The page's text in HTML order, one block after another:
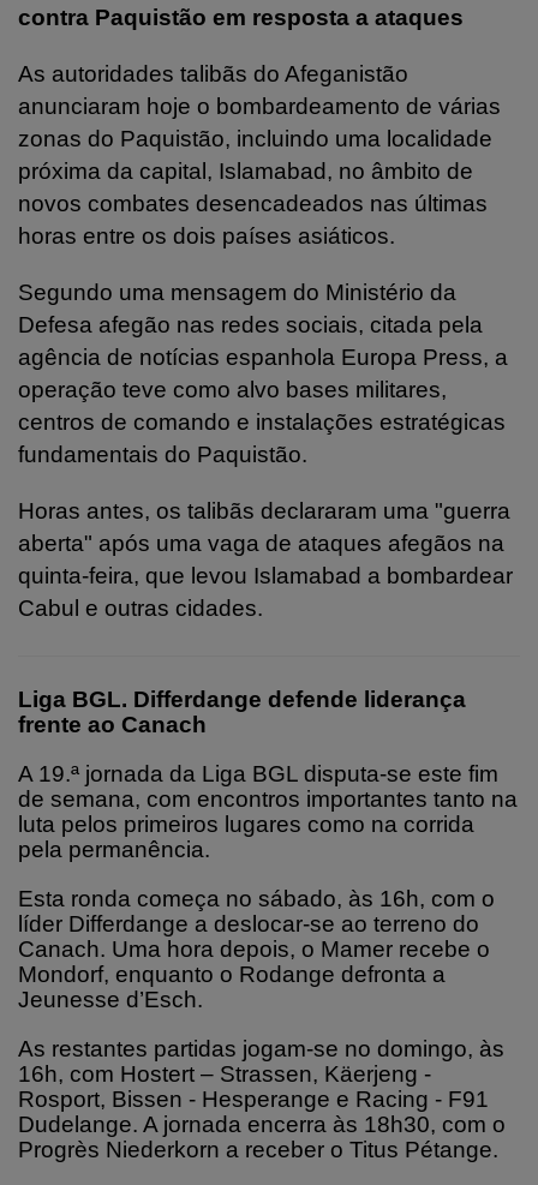
contra Paquistão em resposta a ataques
As autoridades talibãs do Afeganistão
anunciaram hoje o bombardeamento de várias
zonas do Paquistão, incluindo uma localidade
próxima da capital, Islamabad, no âmbito de
novos combates desencadeados nas últimas
horas entre os dois países asiáticos.
Segundo uma mensagem do Ministério da
Defesa afegão nas redes sociais, citada pela
agência de notícias espanhola Europa Press, a
operação teve como alvo bases militares,
centros de comando e instalações estratégicas
fundamentais do Paquistão.
Horas antes, os talibãs declararam uma "guerra
aberta" após uma vaga de ataques afegãos na
quinta-feira, que levou Islamabad a bombardear
Cabul e outras cidades.
Liga BGL. Differdange defende liderança
frente ao Canach
A 19.ª jornada da Liga BGL disputa-se este fim
de semana, com encontros importantes tanto na
luta pelos primeiros lugares como na corrida
pela permanência.
Esta ronda começa no sábado, às 16h, com o
líder Differdange a deslocar-se ao terreno do
Canach. Uma hora depois, o Mamer recebe o
Mondorf, enquanto o Rodange defronta a
Jeunesse d’Esch.
As restantes partidas jogam-se no domingo, às
16h, com Hostert – Strassen, Käerjeng -
Rosport, Bissen - Hesperange e Racing - F91
Dudelange. A jornada encerra às 18h30, com o
Progrès Niederkorn a receber o Titus Pétange.